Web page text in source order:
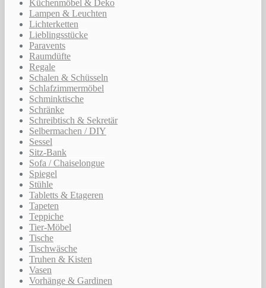
Küchenmöbel & Deko
Lampen & Leuchten
Lichterketten
Lieblingsstücke
Paravents
Raumdüfte
Regale
Schalen & Schüsseln
Schlafzimmermöbel
Schminktische
Schränke
Schreibtisch & Sekretär
Selbermachen / DIY
Sessel
Sitz-Bank
Sofa / Chaiselongue
Spiegel
Stühle
Tabletts & Etageren
Tapeten
Teppiche
Tier-Möbel
Tische
Tischwäsche
Truhen & Kisten
Vasen
Vorhänge & Gardinen